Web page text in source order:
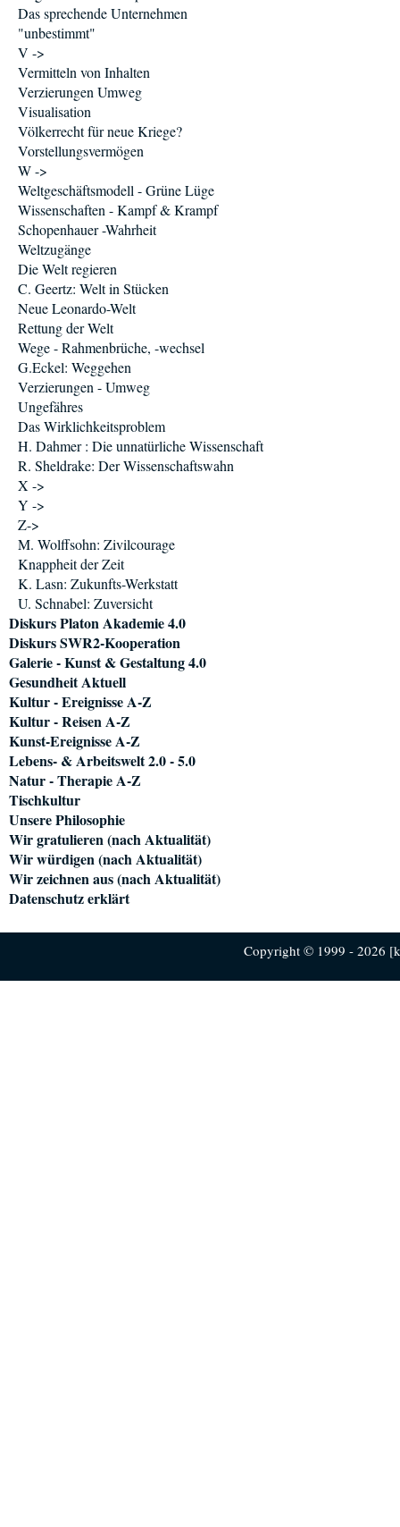
Das sprechende Unternehmen
"unbestimmt"
V ->
Vermitteln von Inhalten
Verzierungen Umweg
Visualisation
Völkerrecht für neue Kriege?
Vorstellungsvermögen
W ->
Weltgeschäftsmodell - Grüne Lüge
Wissenschaften - Kampf & Krampf
Schopenhauer -Wahrheit
Weltzugänge
Die Welt regieren
C. Geertz: Welt in Stücken
Neue Leonardo-Welt
Rettung der Welt
Wege - Rahmenbrüche, -wechsel
G.Eckel: Weggehen
Verzierungen - Umweg
Ungefähres
Das Wirklichkeitsproblem
H. Dahmer : Die unnatürliche Wissenschaft
R. Sheldrake: Der Wissenschaftswahn
X ->
Y ->
Z->
M. Wolffsohn: Zivilcourage
Knappheit der Zeit
K. Lasn: Zukunfts-Werkstatt
U. Schnabel: Zuversicht
Diskurs Platon Akademie 4.0
Diskurs SWR2-Kooperation
Galerie - Kunst & Gestaltung 4.0
Gesundheit Aktuell
Kultur - Ereignisse A-Z
Kultur - Reisen A-Z
Kunst-Ereignisse A-Z
Lebens- & Arbeitswelt 2.0 - 5.0
Natur - Therapie A-Z
Tischkultur
Unsere Philosophie
Wir gratulieren (nach Aktualität)
Wir würdigen (nach Aktualität)
Wir zeichnen aus (nach Aktualität)
Datenschutz erklärt
Copyright © 1999 - 2026